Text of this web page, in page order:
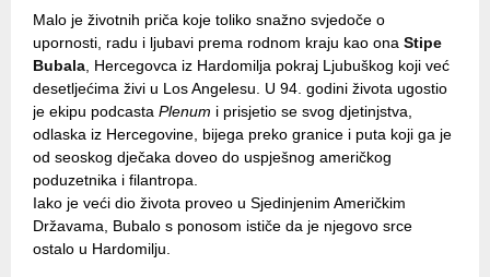
Malo je životnih priča koje toliko snažno svjedoče o
upornosti, radu i ljubavi prema rodnom kraju kao ona Stipe
Bubala, Hercegovca iz Hardomilja pokraj Ljubuškog koji već
desetljećima živi u Los Angelesu. U 94. godini života ugostio
je ekipu podcasta Plenum i prisjetio se svog djetinjstva,
odlaska iz Hercegovine, bijega preko granice i puta koji ga je
od seoskog dječaka doveo do uspješnog američkog
poduzetnika i filantropa.
Iako je veći dio života proveo u Sjedinjenim Američkim
Državama, Bubalo s ponosom ističe da je njegovo srce
ostalo u Hardomilju.